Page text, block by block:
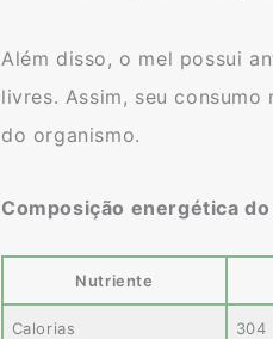
Além disso, o mel possui
livres. Assim, seu
do organismo.
Composição energética
Nutriente
Calorias 304